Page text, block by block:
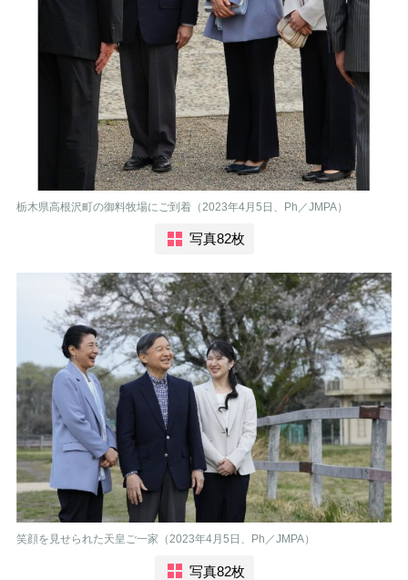
栃木県高根沢町の御料牧場にご到着（2023年4月5日、Ph／JMPA）
写真82枚
笑顔を見せられた天皇ご一家（2023年4月5日、Ph／JMPA）
写真82枚